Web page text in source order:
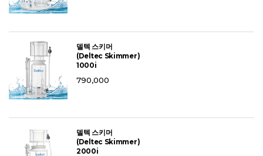
델텍 스키머
(Deltec Skimmer)
1000i
790,000
델텍 스키머
(Deltec Skimmer)
2000i